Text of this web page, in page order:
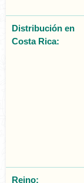
Distribución en
Costa Rica:
Reino: